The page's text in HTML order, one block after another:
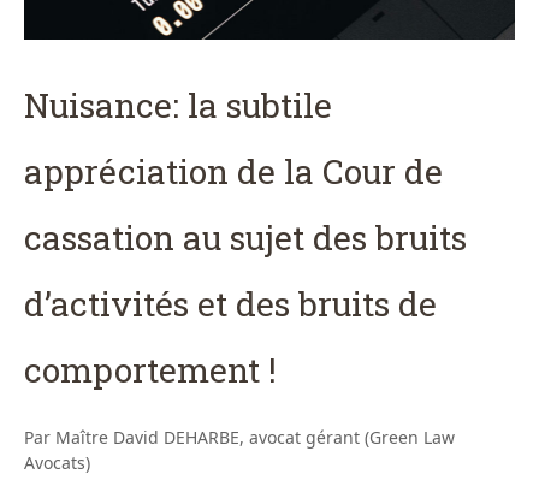
Nuisance: la subtile
appréciation de la Cour de
cassation au sujet des bruits
d’activités et des bruits de
comportement !
Par Maître David DEHARBE, avocat gérant (Green Law
Avocats)